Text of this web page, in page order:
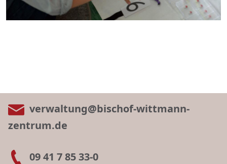
verwaltung@bischof-wittmann-
zentrum.de
09 41 7 85 33-0